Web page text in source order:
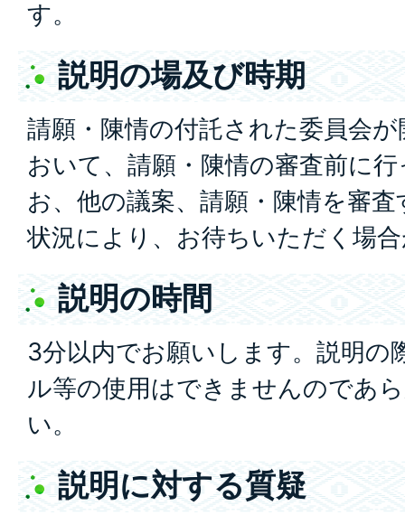
す。
説明の場及び時期
請願・陳情の付託された委員会
おいて、請願・陳情の審査前に
お、他の議案、請願・陳情を審
状況により、お待ちいただく場
説明の時間
3分以内でお願いします。説明の
ル等の使用はできませんのであ
い。
説明に対する質疑